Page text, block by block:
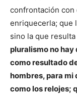
confrontación con
enriquecerla; que
sino la que
pluralismo no
como resultado
hombres, para mi
como los relojes;